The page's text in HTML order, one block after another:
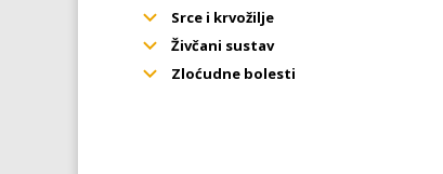
Srce i krvožilje
Živčani sustav
Zloćudne bolesti